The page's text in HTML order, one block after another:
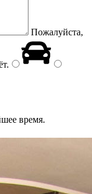
Пожалуйста,
.
время.